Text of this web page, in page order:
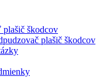
škodcov
plašič škodcov